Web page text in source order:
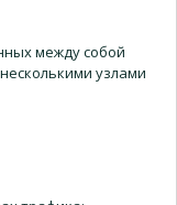
между собой
узлами